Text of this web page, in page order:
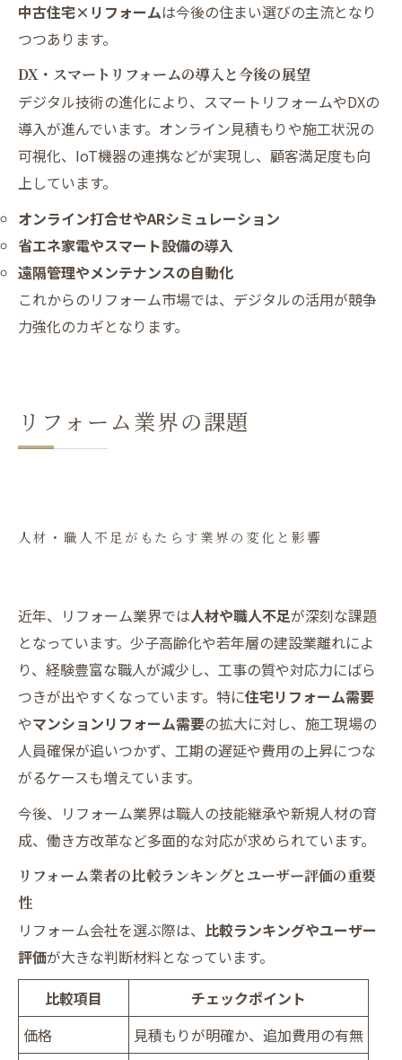
中古住宅×リフォームは今後の住まい選びの主流となり
つつあります。
DX・スマートリフォームの導入と今後の展望
デジタル技術の進化により、スマートリフォームやDXの
導入が進んでいます。オンライン見積もりや施工状況の
可視化、IoT機器の連携などが実現し、顧客満足度も向
上しています。
オンライン打合せやARシミュレーション
省エネ家電やスマート設備の導入
遠隔管理やメンテナンスの自動化
これからのリフォーム市場では、デジタルの活用が競争
力強化のカギとなります。
リフォーム業界の課題
人材・職人不足がもたらす業界の変化と影響
近年、リフォーム業界では人材や職人不足が深刻な課題
となっています。少子高齢化や若年層の建設業離れによ
り、経験豊富な職人が減少し、工事の質や対応力にばら
つきが出やすくなっています。特に住宅リフォーム需要
やマンションリフォーム需要の拡大に対し、施工現場の
人員確保が追いつかず、工期の遅延や費用の上昇につな
がるケースも増えています。
今後、リフォーム業界は職人の技能継承や新規人材の育
成、働き方改革など多面的な対応が求められています。
リフォーム業者の比較ランキングとユーザー評価の重要
性
リフォーム会社を選ぶ際は、 比較ランキングやユーザー
評価が大きな判断材料となっています。
比較項目
チェックポイント
価格
見積もりが明確か、追加費用の有無